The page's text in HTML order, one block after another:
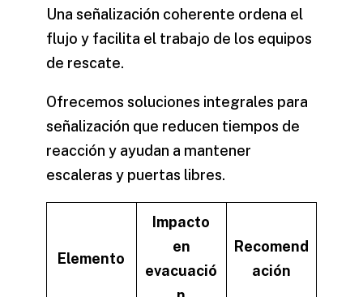
Una señalización coherente ordena el
flujo y facilita el trabajo de los equipos
de rescate.
Ofrecemos soluciones integrales para
señalización que reducen tiempos de
reacción y ayudan a mantener
escaleras y puertas libres.
Elemento
Impacto
en
evacuació
Recomend
ación